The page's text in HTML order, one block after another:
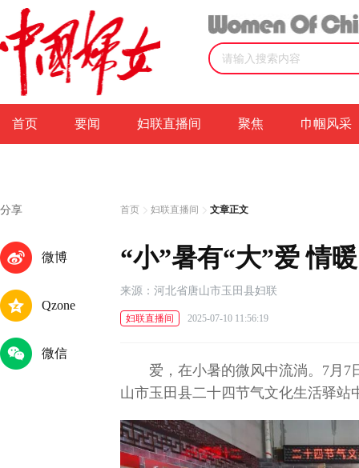
首页 要闻 妇联直播间 聚焦 巾帼风采
分享
微博
Qzone
微信
首页 妇联直播间 文章正文
“小”暑有“大”爱 情
来源：河北省唐山市玉田县妇联
妇联直播间 2025-07-10 11:56:19
爱，在小暑的微风中流淌。7月
山市玉田县二十四节气文化生活驿站